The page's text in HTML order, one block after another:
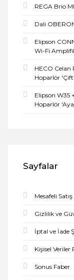
REGA Brio
Dali
Elipson
Wi-Fi
HECO Celan
Hoparlör 'Çift'
Elipson W35
Hoparlör
Sayfalar
Mesafeli
Gizlilik ve
İptal ve İade
Kişisel Veriler
Sonus Faber